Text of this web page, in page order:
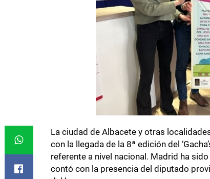
La ciudad de Albacete y otras
con la llegada de la 8ª edición del
referente a nivel nacional. Madrid ha
contó con la presencia del diputado